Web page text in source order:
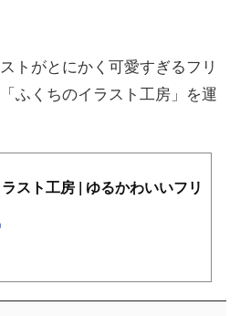
トがとにかく可愛すぎるフリ
ふくちのイラスト工房」を運
スト工房 | ゆるかわいいフリ